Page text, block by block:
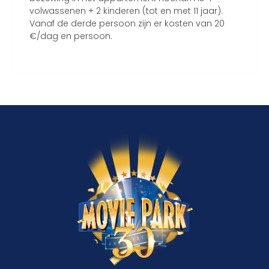
volwassenen + 2 kinderen (tot en met 11 jaar).
Vanaf de derde persoon zijn er kosten van 20
€/dag en persoon.